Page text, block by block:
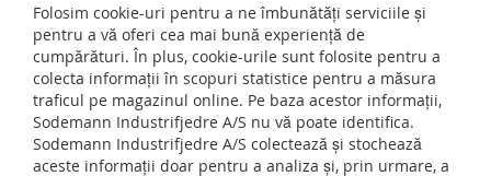
Folosim cookie-uri pentru a ne îmbunătăți serviciile și
pentru a vă oferi cea mai bună experiență de
cumpărături. În plus, cookie-urile sunt folosite pentru a
colecta informații în scopuri statistice pentru a măsura
traficul pe magazinul online. Pe baza acestor informații,
Sodemann Industrifjedre A/S nu vă poate identifica.
Sodemann Industrifjedre A/S colectează și stochează
aceste informații doar pentru a analiza și, prin urmare, a